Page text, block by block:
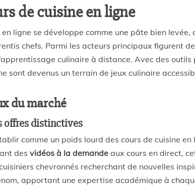
de cuisine en ligne
en ligne se développe comme une pâte bien
chefs. Parmi les acteurs principaux figurent
culinaire à distance. Avec des
sont devenus un terrain de jeux culinaire
du marché
offres distinctives
comme un poids lourd des cours de cuisine
des vidéos à la demande aux cours en direct,
chevronnés recherchant de nouvelles
apportant une expertise académique à